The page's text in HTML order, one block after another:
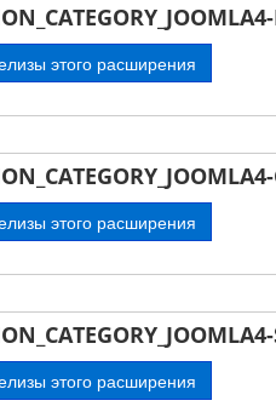
этого расширения
этого расширения
этого расширения